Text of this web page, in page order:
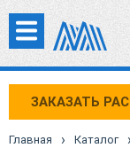
ЗАКАЗАТЬ
Главная › Каталог ›